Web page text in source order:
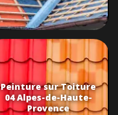
Peinture sur Toiture
04 Alpes-de-Haute-
Provence